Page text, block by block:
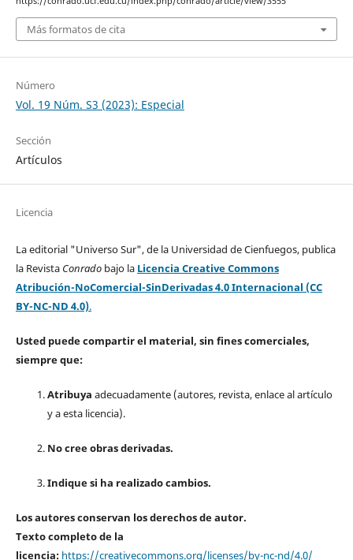
Más formatos de cita
Número
Vol. 19 Núm. S3 (2023): Especial
Sección
Artículos
Licencia
La editorial "Universo Sur", de la Universidad de Cienfuegos, publica
la Revista Conradobajo la Licencia Creative Commons
Atribución-NoComercial-SinDerivadas 4.0 Internacional (CC
BY-NC-ND 4.0).
Usted puede compartir el material, sin fines comerciales,
siempre que:
Atribuya adecuadamente (autores, revista, enlace al artículo
y a esta licencia).
No cree obras derivadas.
Indique si ha realizado cambios.
Los autores conservan los derechos de autor.
Texto completo de la
licencia: https://creativecommons.org/licenses/by-nc-nd/4.0/